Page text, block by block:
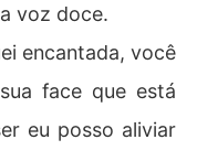
voz doce.
encantada, você
face que está
eu posso aliviar